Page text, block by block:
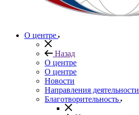
О центре
Назад
О центре
О центре
Новости
Направления деятельности
Благотворительность